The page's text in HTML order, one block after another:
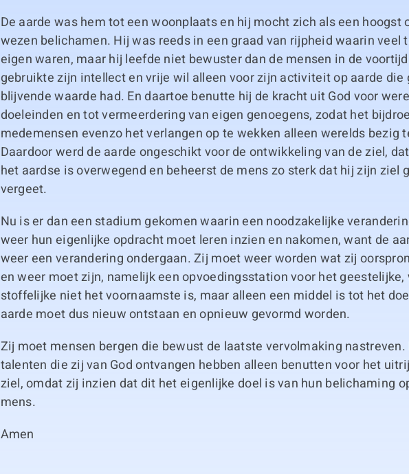
De aarde was hem tot een woonplaats en hij mocht zich als een hoogst
wezen belichamen. Hij was reeds in een graad van rijpheid waarin veel
eigen waren, maar hij leefde niet bewuster dan de mensen in de
gebruikte zijn intellect en vrije wil alleen voor zijn activiteit op aarde die
blijvende waarde had. En daartoe benutte hij de kracht uit God voor
doeleinden en tot vermeerdering van eigen genoegens, zodat het
medemensen evenzo het verlangen op te wekken alleen werelds bezig
Daardoor werd de aarde ongeschikt voor de ontwikkeling van de ziel,
het aardse is overwegend en beheerst de mens zo sterk dat hij zijn ziel
vergeet.
Nu is er dan een stadium gekomen waarin een noodzakelijke
weer hun eigenlijke opdracht moet leren inzien en nakomen, want de
weer een verandering ondergaan. Zij moet weer worden wat zij
en weer moet zijn, namelijk een opvoedingsstation voor het
stoffelijke niet het voornaamste is, maar alleen een middel is tot het
aarde moet dus nieuw ontstaan en opnieuw gevormd worden.
Zij moet mensen bergen die bewust de laatste vervolmaking nastreven.
talenten die zij van God ontvangen hebben alleen benutten voor het
ziel, omdat zij inzien dat dit het eigenlijke doel is van hun belichaming
mens.
Amen